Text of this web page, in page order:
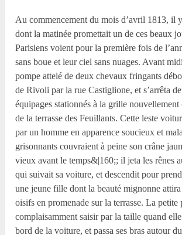
Au commencement du mois d’avril 1813, il
dont la matinée promettait un de ces beaux
Parisiens voient pour la première fois de
sans boue et leur ciel sans nuages. Avant
pompe attelé de deux chevaux fringants
de Rivoli par la rue Castiglione, et s’arrêta
équipages stationnés à la grille
de la terrasse des Feuillants. Cette leste
par un homme en apparence soucieux et
grisonnants couvraient à peine son crâne
vieux avant le temps&|160;; il jeta les rênes
qui suivait sa voiture, et descendit pour
une jeune fille dont la beauté mignonne attira
oisifs en promenade sur la terrasse. La petite
complaisamment saisir par la taille quand
bord de la voiture, et passa ses bras autour